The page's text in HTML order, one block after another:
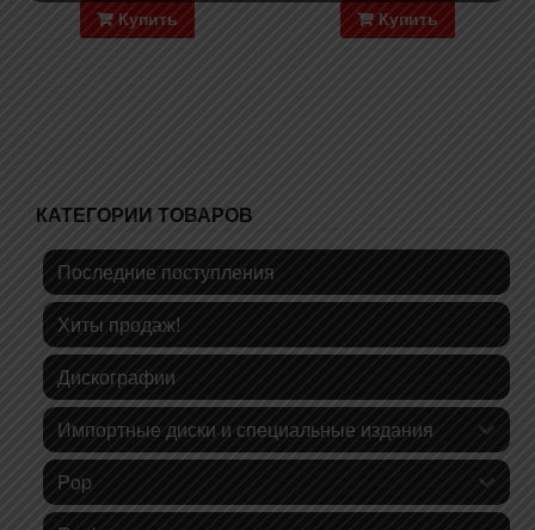
Купить Купить
КАТЕГОРИИ ТОВАРОВ
Последние поступления
Хиты продаж!
Дискографии
Импортные диски и специальные издания
Pop